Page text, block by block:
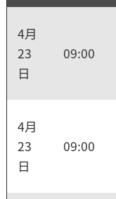
4月
23
日
09:00
4月
23
日
09:00